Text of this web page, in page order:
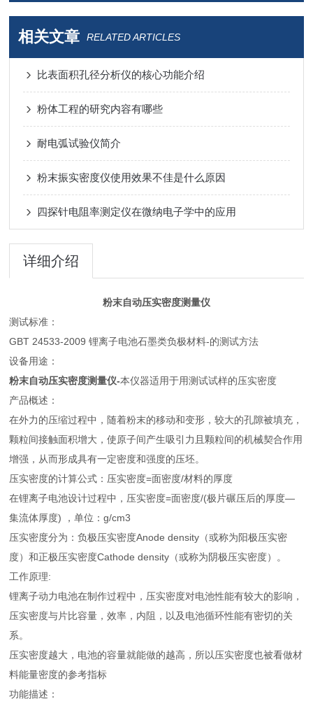
相关文章 RELATED ARTICLES
比表面积孔径分析仪的核心功能介绍
粉体工程的研究内容有哪些
耐电弧试验仪简介
粉末振实密度仪使用效果不佳是什么原因
四探针电阻率测定仪在微纳电子学中的应用
详细介绍
粉末自动压实密度测量仪
测试标准：
GBT 24533-2009 锂离子电池石墨类负极材料-的测试方法
设备用途：
粉末自动压实密度测量仪-本仪器适用于用测试试样的压实密度
产品概述：
在外力的压缩过程中，随着粉末的移动和变形，较大的孔隙被填充，
颗粒间接触面积增大，使原子间产生吸引力且颗粒间的机械契合作用
增强，从而形成具有一定密度和强度的压坯。
压实密度的计算公式：压实密度=面密度/材料的厚度
在锂离子电池设计过程中，压实密度=面密度/(极片碾压后的厚度—
集流体厚度) ，单位：g/cm3
压实密度分为：负极压实密度Anode density（或称为阳极压实密
度）和正极压实密度Cathode density（或称为阴极压实密度）。
工作原理:
锂离子动力电池在制作过程中，压实密度对电池性能有较大的影响，
压实密度与片比容量，效率，内阻，以及电池循环性能有密切的关
系。
压实密度越大，电池的容量就能做的越高，所以压实密度也被看做材
料能量密度的参考指标
功能描述：